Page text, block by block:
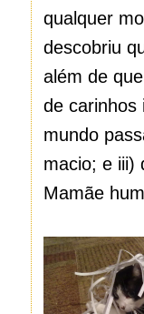
qualquer
descobriu
além de
de carinhos
mundo
macio; e iii)
Mamãe